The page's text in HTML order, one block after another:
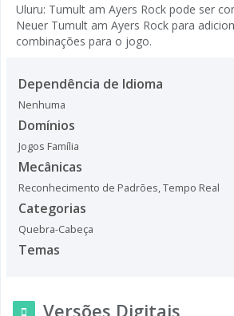
Uluru: Tumult am Ayers Rock pode ser
Neuer Tumult am Ayers Rock para
combinações para o jogo.
Dependência de Idioma
Nenhuma
Domínios
Jogos Família
Mecânicas
Reconhecimento de Padrões,Tempo Real
Categorias
Quebra-Cabeça
Temas
Versões Digitais